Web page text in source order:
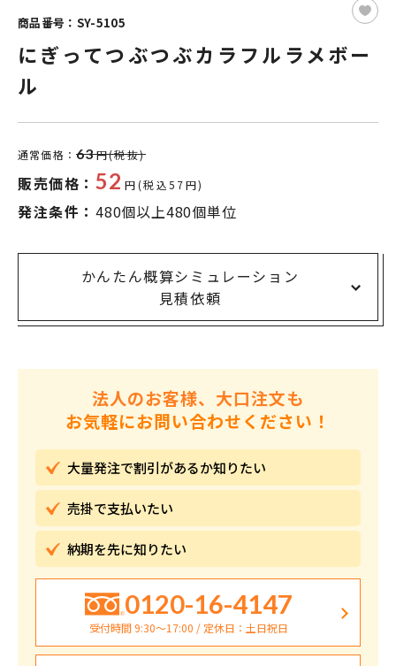
商品番号：SY-5105
にぎってつぶつぶカラフルラメボー
ル
通常価格： 63円(税抜)
販売価格： 52 円(税込57円)
発注条件： 480個以上480個単位
かんたん概算シミュレーション
見積依頼
法人のお客様、大口注文も
お気軽にお問い合わせください！
大量発注で割引があるか知りたい
売掛で支払いたい
納期を先に知りたい
0120-16-4147
受付時間 9:30〜17:00 / 定休日：土日祝日